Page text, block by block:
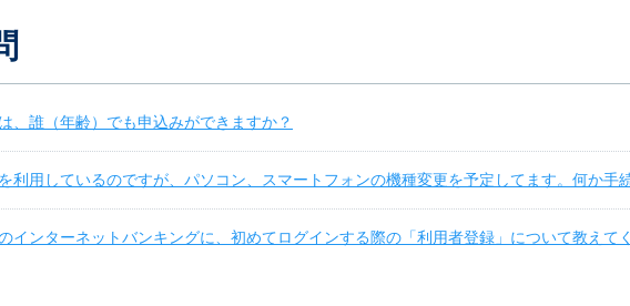
、誰（年齢）でも申込みができますか？
利用しているのですが、パソコン、スマートフォンの機種変更を予定してます。何か手
インターネットバンキングに、初めてログインする際の「利用者登録」について教えて